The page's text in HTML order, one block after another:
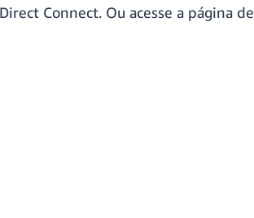
Connect. Ou acesse a página de